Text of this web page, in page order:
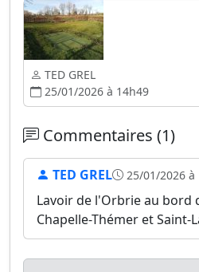
TED GREL
25/01/2026 à 14h49
Commentaires (1)
TED GREL 25/01/2026 à
Lavoir de l'Orbrie au bord
Chapelle-Thémer et Saint-